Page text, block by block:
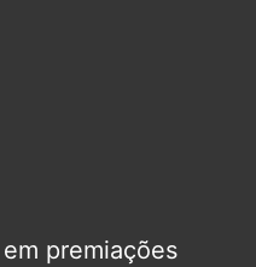
premiações